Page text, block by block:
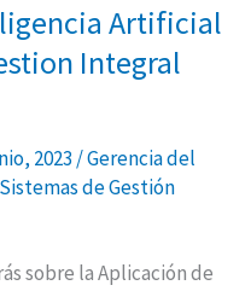
Artificial
Integral
2023 /Gerencia del
Sistemas de Gestión
sobre la Aplicación de